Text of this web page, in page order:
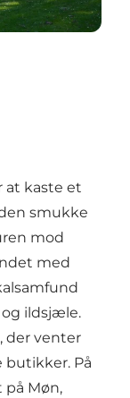
at kaste et
smukke
mod
med
ildsjæle.
der venter
butikker. På
på Møn,